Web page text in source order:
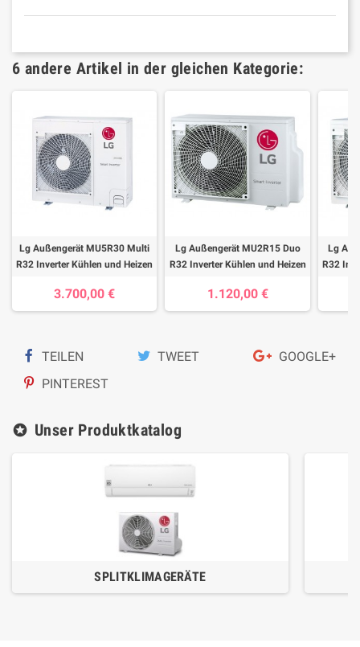
6 andere Artikel in der gleichen Kategorie:
Lg Außengerät MU5R30 Multi
R32 Inverter Kühlen und Heizen
3.700,00 €
Lg Außengerät MU2R15 Duo
R32 Inverter Kühlen und Heizen
1.120,00 €
Lg
R32
TEILEN TWEET
GOOGLE+
PINTEREST
stars Unser Produktkatalog
SPLITKLIMAGERÄTE